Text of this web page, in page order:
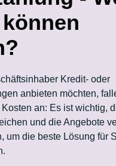
Kredit- oder
anbieten möchten,
an: Es ist wichtig,
und die Angebote
um die beste Lösung für